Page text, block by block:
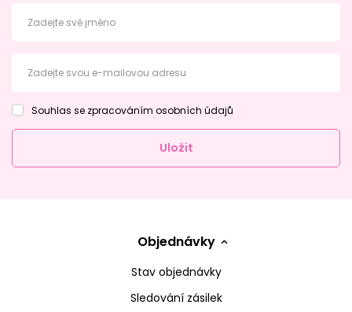
Zadejte své jméno
Zadejte svou e-mailovou adresu
Souhlas se zpracováním osobních údajů
Uložit
Objednávky
Stav objednávky
Sledování zásilek